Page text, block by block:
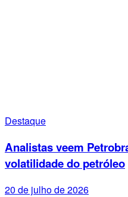
Destaque
Analistas veem
volatilidade do petróleo
20 de julho de 2026